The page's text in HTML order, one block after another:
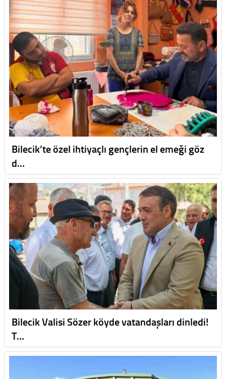
Bilecik’te özel ihtiyaçlı gençlerin el emeği göz
d…
Bilecik Valisi Sözer köyde vatandaşları dinledi!
T…